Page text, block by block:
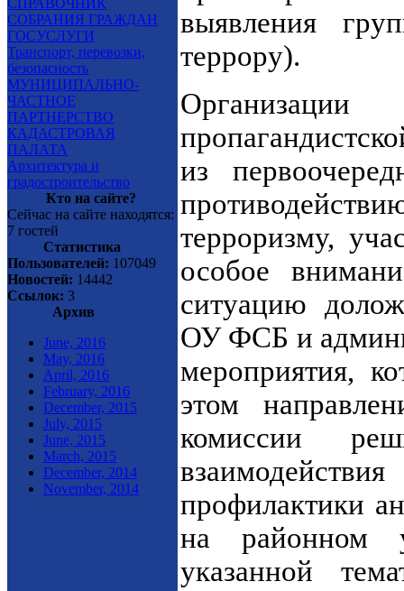
СПРАВОЧНИК
СОБРАНИЯ ГРАЖДАН
ГОСУСЛУГИ
Транспорт, перевозки,
безопасность
МУНИЦИПАЛЬНО-
ЧАСТНОЕ
ПАРТНЕРСТВО
КАДАСТРОВАЯ
ПАЛАТА
Архитектура и
градостроительство
Кто на сайте?
Сейчас на сайте находятся:
7 гостей
Статистика
Пользователей: 107049
Новостей: 14442
Ссылок: 3
Архив
June, 2016
May, 2016
April, 2016
February, 2016
December, 2015
July, 2015
June, 2015
March, 2015
December, 2014
November, 2014
выявления
террору).
из
терроризму,
особое
ситуацию
ОУ ФСБ и
мероприятия,
этом
комиссии
профилактики
на районном
указанной